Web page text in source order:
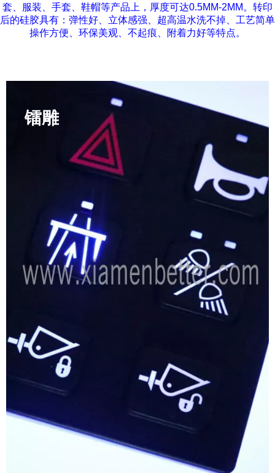
套、服装、手套、鞋帽等产品上，厚度可达0.5MM-2MM。转印
后的硅胶具有：弹性好、立体感强、超高温水洗不掉、工艺简单
操作方便、环保美观、不起痕、附着力好等特点。
镭雕